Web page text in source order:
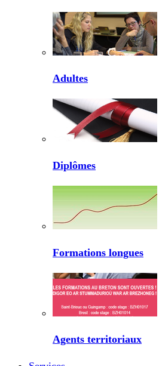
Adultes
Diplômes
Formations longues
Agents territoriaux